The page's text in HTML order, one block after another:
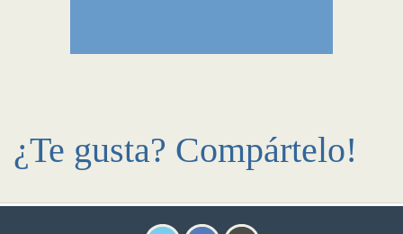
¿Te gusta? Compártelo!